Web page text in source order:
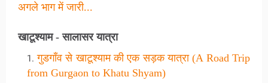
अगले भाग में जारी...
खाटूश्याम - सालासर यात्रा
गुडगाँव से खाटूश्याम की एक सड़क यात्रा (A Road Trip
from Gurgaon to Khatu Shyam)